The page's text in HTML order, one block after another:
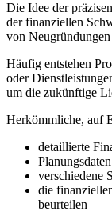
Die Idee der
der finanziellen
von
Häufig entstehen
oder
um die zukünftige
Herkömmliche, auf
detaillierte
verschiedene
die
beurteilen